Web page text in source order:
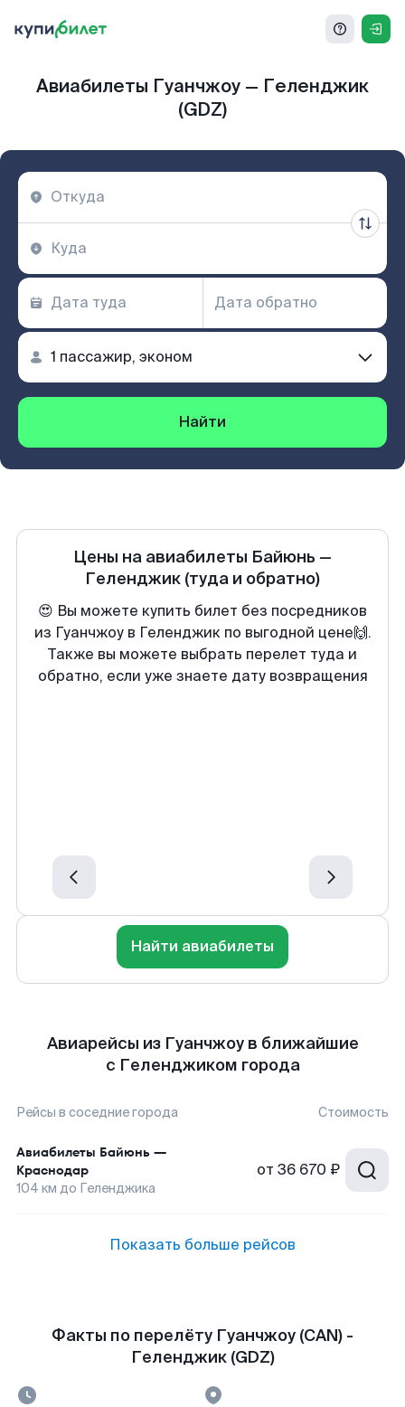
Авиабилеты Гуанчжоу — Геленджик
(GDZ)
Найти
Цены на авиабилеты Байюнь —
Геленджик (туда и обратно)
😍 Вы можете купить билет без посредников
из Гуанчжоу в Геленджик по выгодной цене🙌.
Также вы можете выбрать перелет туда и
обратно, если уже знаете дату возвращения
Найти авиабилеты
Авиарейсы из Гуанчжоу в ближайшие
с Геленджиком города
Рейсы в соседние города Стоимость
Авиабилеты Байюнь —
Краснодар
104 км до Геленджика
от 36 670 ₽
Показать больше рейсов
Факты по перелёту Гуанчжоу (CAN) -
Геленджик (GDZ)